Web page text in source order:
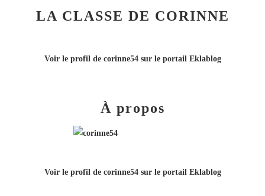
LA CLASSE DE CORINNE
Voir le profil de corinne54sur le portail Eklablog
À propos
Voir le profil de corinne54sur le portail Eklablog